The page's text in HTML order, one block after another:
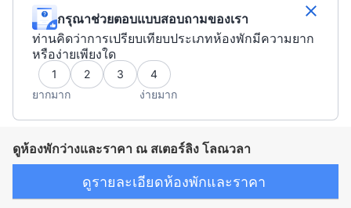
กรุณาช่วยตอบแบบสอบถามของเรา
ท่านคิดว่าการเปรียบเทียบประเภทห้องพักมีความยาก
หรือง่ายเพียงใด
1 2 3
4
ยากมาก
ง่ายมาก
ดูห้องพักว่างและราคา ณ สเตอร์ลิง โลณวลา
ดูรายละเอียดห้องพักและราคา